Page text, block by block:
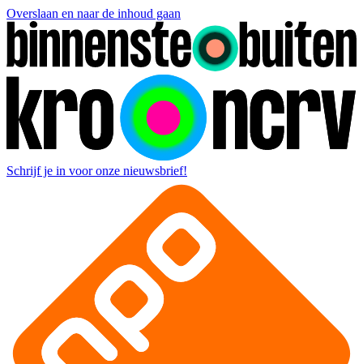
Overslaan en naar de inhoud gaan
Schrijf je in voor onze nieuwsbrief!